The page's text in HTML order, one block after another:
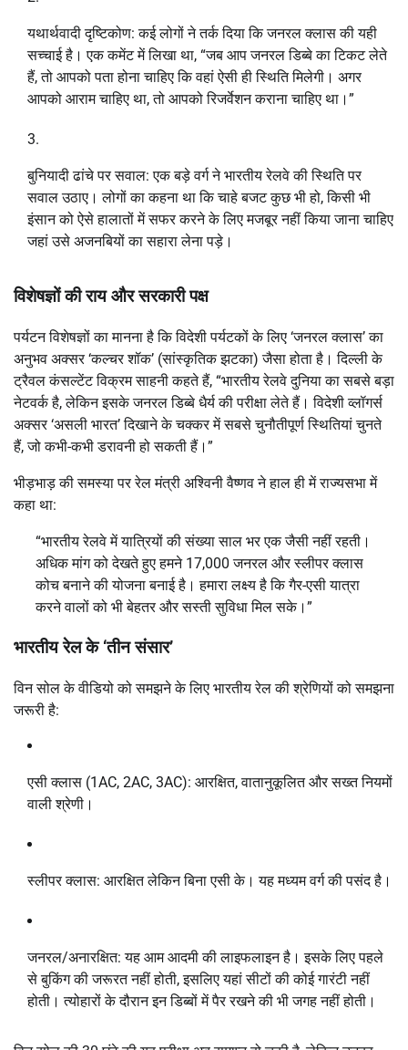
यथार्थवादी दृष्टिकोण: कई लोगों ने तर्क दिया कि जनरल क्लास की यही
सच्चाई है। एक कमेंट में लिखा था, “जब आप जनरल डिब्बे का टिकट लेते
हैं, तो आपको पता होना चाहिए कि वहां ऐसी ही स्थिति मिलेगी। अगर
आपको आराम चाहिए था, तो आपको रिजर्वेशन कराना चाहिए था।”
बुनियादी ढांचे पर सवाल: एक बड़े वर्ग ने भारतीय रेलवे की स्थिति पर
सवाल उठाए। लोगों का कहना था कि चाहे बजट कुछ भी हो, किसी भी
इंसान को ऐसे हालातों में सफर करने के लिए मजबूर नहीं किया जाना चाहिए
जहां उसे अजनबियों का सहारा लेना पड़े।
विशेषज्ञों की राय और सरकारी पक्ष
पर्यटन विशेषज्ञों का मानना है कि विदेशी पर्यटकों के लिए ‘जनरल क्लास’ का
अनुभव अक्सर ‘कल्चर शॉक’ (सांस्कृतिक झटका) जैसा होता है। दिल्ली के
ट्रैवल कंसल्टेंट विक्रम साहनी कहते हैं, “भारतीय रेलवे दुनिया का सबसे बड़ा
नेटवर्क है, लेकिन इसके जनरल डिब्बे धैर्य की परीक्षा लेते हैं। विदेशी व्लॉगर्स
अक्सर ‘असली भारत’ दिखाने के चक्कर में सबसे चुनौतीपूर्ण स्थितियां चुनते
हैं, जो कभी-कभी डरावनी हो सकती हैं।”
भीड़भाड़ की समस्या पर रेल मंत्री अश्विनी वैष्णव ने हाल ही में राज्यसभा में
कहा था:
“भारतीय रेलवे में यात्रियों की संख्या साल भर एक जैसी नहीं रहती।
अधिक मांग को देखते हुए हमने 17,000 जनरल और स्लीपर क्लास
कोच बनाने की योजना बनाई है। हमारा लक्ष्य है कि गैर-एसी यात्रा
करने वालों को भी बेहतर और सस्ती सुविधा मिल सके।”
भारतीय रेल के ‘तीन संसार’
विन सोल के वीडियो को समझने के लिए भारतीय रेल की श्रेणियों को समझना
जरूरी है:
एसी क्लास (1AC, 2AC, 3AC): आरक्षित, वातानुकूलित और सख्त नियमों
वाली श्रेणी।
स्लीपर क्लास: आरक्षित लेकिन बिना एसी के। यह मध्यम वर्ग की पसंद है।
जनरल/अनारक्षित: यह आम आदमी की लाइफलाइन है। इसके लिए पहले
से बुकिंग की जरूरत नहीं होती, इसलिए यहां सीटों की कोई गारंटी नहीं
होती। त्योहारों के दौरान इन डिब्बों में पैर रखने की भी जगह नहीं होती।